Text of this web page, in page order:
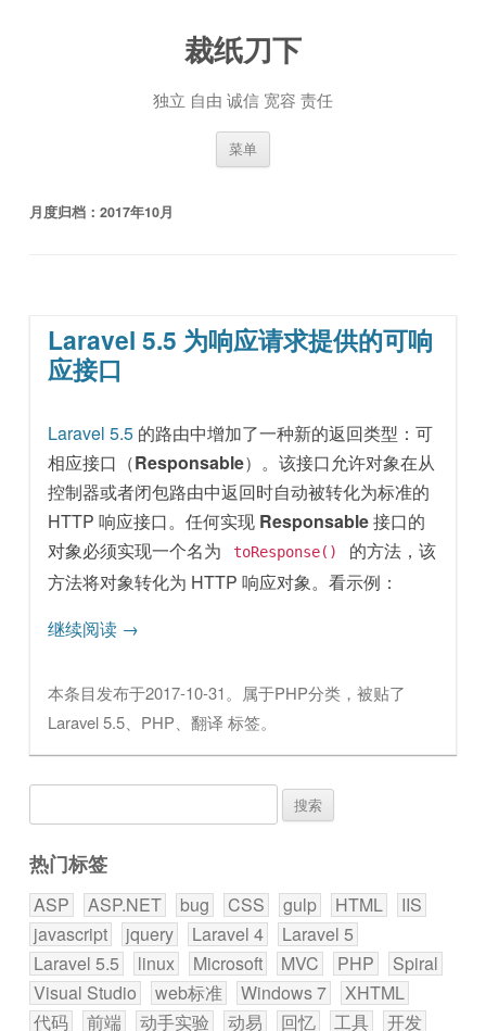
裁纸刀下
独立 自由 诚信 宽容 责任
菜单
月度归档：2017年10月
Laravel 5.5 为响应请求提供的可响
应接口
Laravel 5.5 的路由中增加了一种新的返回类型：可
相应接口（Responsable）。该接口允许对象在从
控制器或者闭包路由中返回时自动被转化为标准的
HTTP 响应接口。任何实现 Responsable接口的
对象必须实现一个名为
toResponse()
的方法，该
方法将对象转化为 HTTP 响应对象。看示例：
继续阅读 →
本条目发布于2017-10-31 。属于PHP分类，被贴了
Laravel 5.5
PHP 、翻译 标签。
索：
热门标签
ASP ASP.NET bug CSS gulp HTML
IIS
javascript
jquery Laravel 4
Laravel 5
Laravel 5.5
linux Microsoft MVC PHP
Spiral
Visual Studio
web标准 Windows 7
XHTML
代码
前端 动手实验 动易 回忆 工具
开发